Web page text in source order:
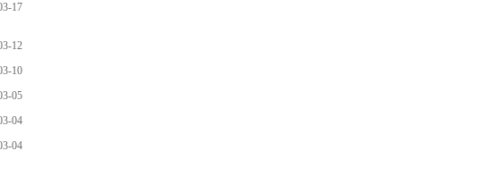
17
12
10
05
04
04